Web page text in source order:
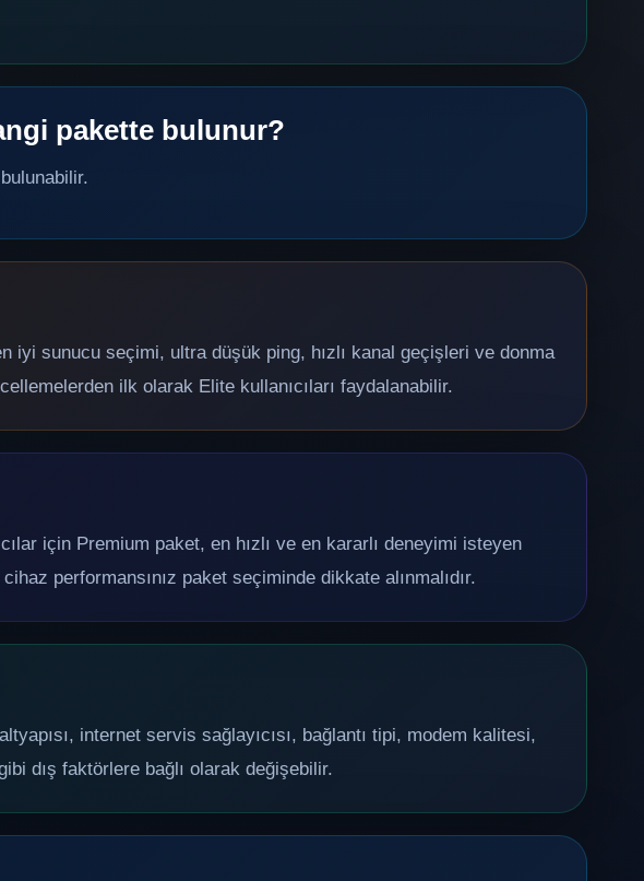
pakette bulunur?
sunucu seçimi, ultra düşük ping, hızlı kanal geçişleri ve donma
ilk olarak Elite kullanıcıları faydalanabilir.
için Premium paket, en hızlı ve en kararlı deneyimi isteyen
performansınız paket seçiminde dikkate alınmalıdır.
internet servis sağlayıcısı, bağlantı tipi, modem kalitesi,
dış faktörlere bağlı olarak değişebilir.